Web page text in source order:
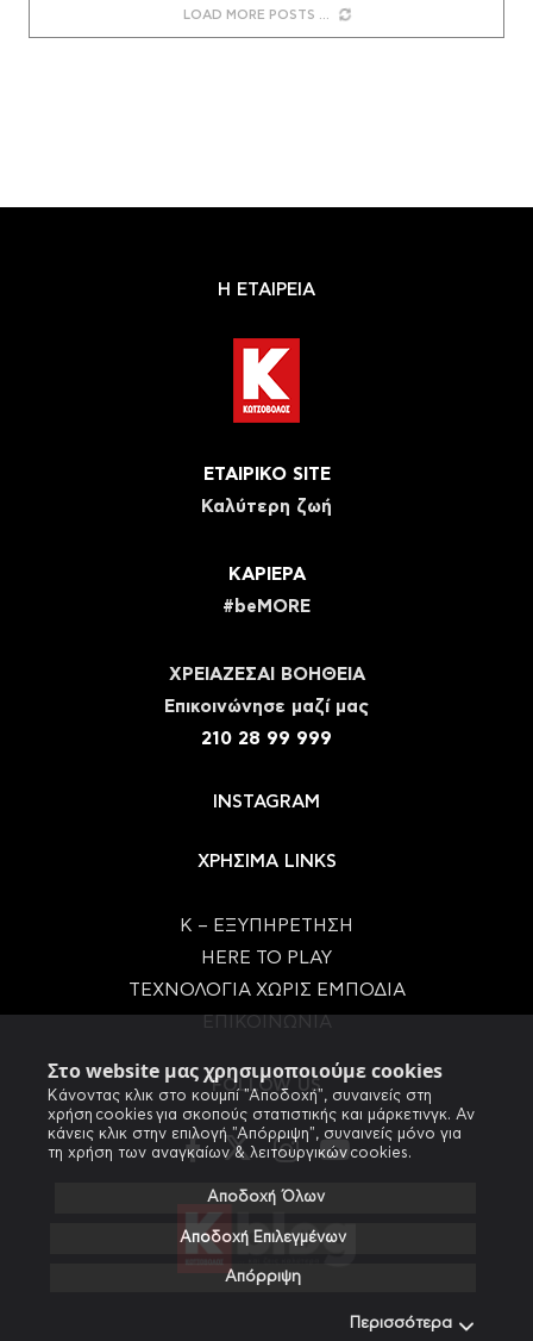
Στο website μας χρησιμοποιούμε cookies
Κάνοντας κλικ στο κουμπί "Αποδοχή", συναινείς στη
χρήση cookies για σκοπούς στατιστικής και μάρκετινγκ. Αν
κάνεις κλικ στην επιλογή "Απόρριψη", συναινείς μόνο για
τη χρήση των αναγκαίων & λειτουργικών cookies.
Αποδοχή Όλων
Αποδοχή Επιλεγμένων
Απόρριψη
Περισσότερα
LOAD MORE POSTS
Η ΕΤΑΙΡΕΙΑ
ΕΤΑΙΡΙΚΟ SITE
Καλύτερη ζωή
ΚΑΡΙΕΡΑ
#beMORE
ΧΡΕΙΑΖΕΣΑΙ ΒΟΗΘΕΙΑ
Eπικοινώνησε μαζί μας
210 28 99 999
INSTAGRAM
ΧΡΗΣΙΜΑ LINKS
Κ – ΕΞΥΠΗΡΕΤΗΣΗ
HERE TO PLAY
ΤΕΧΝΟΛΟΓΙΑ ΧΩΡΙΣ ΕΜΠΟΔΙΑ
FOLLOW US